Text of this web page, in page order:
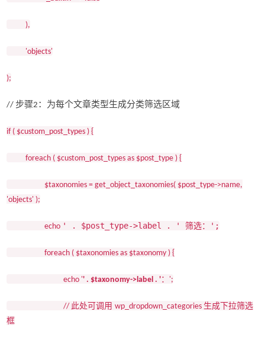
),
'objects'
);
// 步骤2 ：为每个文章类型生成分类筛选区域
if ( $custom_post_types ) {
foreach ( $custom_post_types as $post_type ) {
$taxonomies = get_object_taxonomies( $post_type->name,
'objects' );
echo ' . $post_type->label . ' 筛选： ';
foreach ( $taxonomies as $taxonomy ) {
echo '' . $taxonomy->label . '： ';
// 此处可调用 wp_dropdown_categories 生成下拉筛选
框